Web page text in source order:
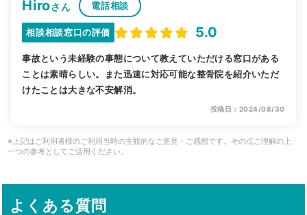
Hiroさん 電話相談
相談相談窓口の評価 5.0
事故という未経験の事態について教えていただける窓口がある
ことは素晴らしい。また迅速に対応可能な整骨院を紹介いただ
けたことは大きな不安解消。
投稿日：2024/08/30
※上記はご利用者様のご利用当時の主観的なご意見・ご感想です。その点ご理解の上、
一つの参考としてご活用ください。
よくある質問